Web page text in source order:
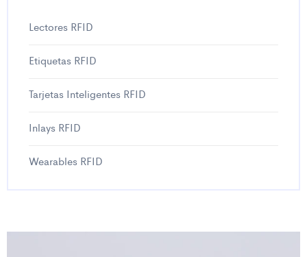
Lectores RFID
Etiquetas RFID
Tarjetas Inteligentes RFID
Inlays RFID
Wearables RFID